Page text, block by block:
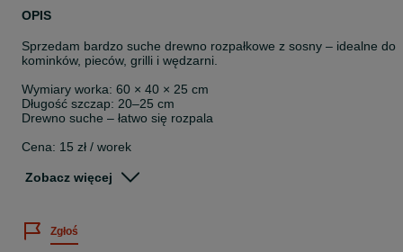
OPIS
Sprzedam bardzo suche drewno rozpałkowe z sosny – idealne do
kominków, pieców, grilli i wędzarni.
Wymiary worka: 60 × 40 × 25 cm
Długość szczap: 20–25 cm
Drewno suche – łatwo się rozpala
Cena: 15 zł / worek
Możliwość dowozu
Zapraszam do kontaktu pod numerem telefonu 57*******78,
dostępne od ręki.
Zobacz więcej
Zgłoś